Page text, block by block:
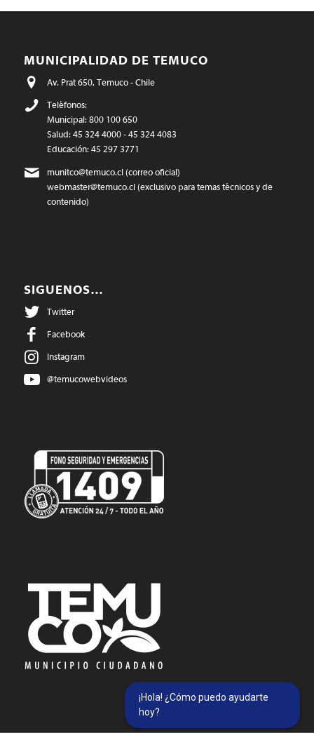
MUNICIPALIDAD DE TEMUCO
Av. Prat 650, Temuco - Chile
Teléfonos:
Municipal: 800 100 650
Salud: 45 324 4000 - 45 324 4083
Educación: 45 297 3771
munitco@temuco.cl(correo oficial)
webmaster@temuco.cl(exclusivo para temas técnicos y de
contenido)
SIGUENOS…
Twitter
Facebook
Instagram
@temucowebvideos
¡Hola! ¿Cómo puedo ayudarte
hoy?